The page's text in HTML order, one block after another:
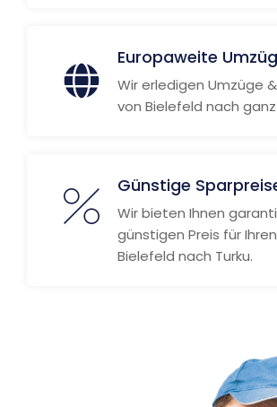
Europaweite
Wir erledigen Umzüge
von Bielefeld nach ganz
Günstige
Wir bieten Ihnen
günstigen Preis für
Bielefeld nach Turku.